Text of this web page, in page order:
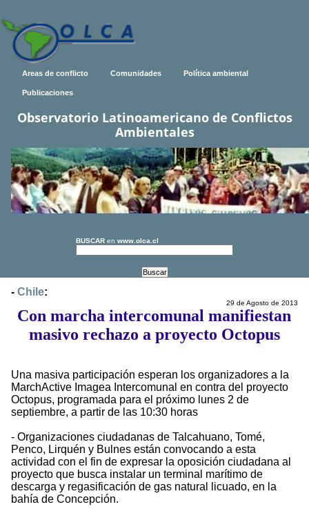
Areas de conflicto Comunidades Política ambiental
Publicaciones
Observatorio Latinoamericano de Conflictos
Ambientales
BUSCAR en www.olca.cl
- Chile:
29 de Agosto de 2013
Con marcha intercomunal manifiestan
masivo rechazo a proyecto Octopus
Una masiva participación esperan los organizadores a la
MarchActive Imagea Intercomunal en contra del proyecto
Octopus, programada para el próximo lunes 2 de
septiembre, a partir de las 10:30 horas
- Organizaciones ciudadanas de Talcahuano, Tomé,
Penco, Lirquén y Bulnes están convocando a esta
actividad con el fin de expresar la oposición ciudadana al
proyecto que busca instalar un terminal marítimo de
descarga y regasificación de gas natural licuado, en la
bahía de Concepción.